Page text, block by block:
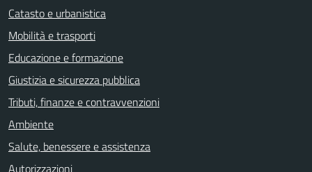
Catasto e urbanistica
Mobilità e trasporti
Educazione e formazione
Giustizia e sicurezza pubblica
Tributi, finanze e contravvenzioni
Ambiente
Salute, benessere e assistenza
Autorizzazioni